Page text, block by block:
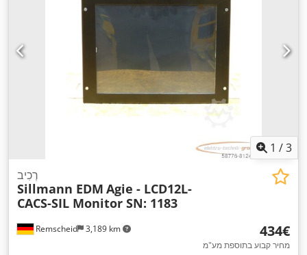
1 /3
Remscheid 3,189 km
רְכִיב
Sillmann EDM Agie - LCD12L-
CACS-SIL Monitor SN: 1183
‏434 ‏€
מחיר קבוע בתוספת מע"מ